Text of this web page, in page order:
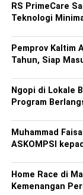
RS PrimeCare
Teknologi
Pemprov Kaltim
Tahun, Siap
Ngopi di Lokale
Program
Muhammad
ASKOMPSI
Home Race di
Kemenangan